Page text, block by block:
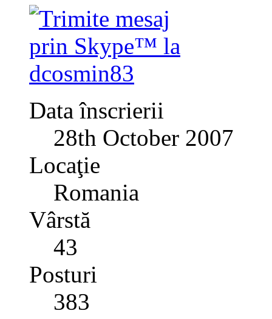
Data înscrierii
28th October 2007
Locaţie
Romania
Vârstă
43
Posturi
383